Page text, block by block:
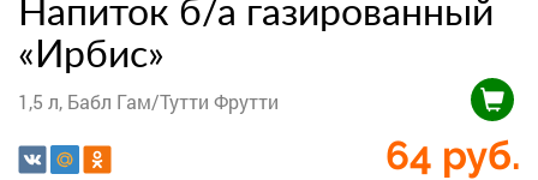
Напиток б/а газированный
«Ирбис»
1,5 л, Бабл Гам/Тутти Фрутти
64 руб.